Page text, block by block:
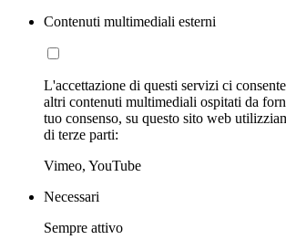
Contenuti multimediali esterni
L'accettazione di questi servizi ci
altri contenuti multimediali ospitati da
tuo consenso, su questo sito web
di terze parti:
Vimeo, YouTube
Necessari
Sempre attivo